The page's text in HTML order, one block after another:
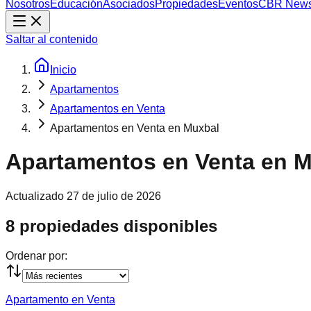
NosotrosEducaciónAsociadosPropiedadesEventosCBR
Saltar al contenido
Inicio
Apartamentos
Apartamentos en Venta
Apartamentos en Venta en Muxbal
Apartamentos en Venta en
Actualizado 27 de julio de 2026
8 propiedades disponibles
Ordenar por:
Apartamento en Venta